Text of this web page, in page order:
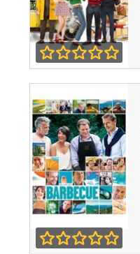
Gaston Lagaffe
Barbecue